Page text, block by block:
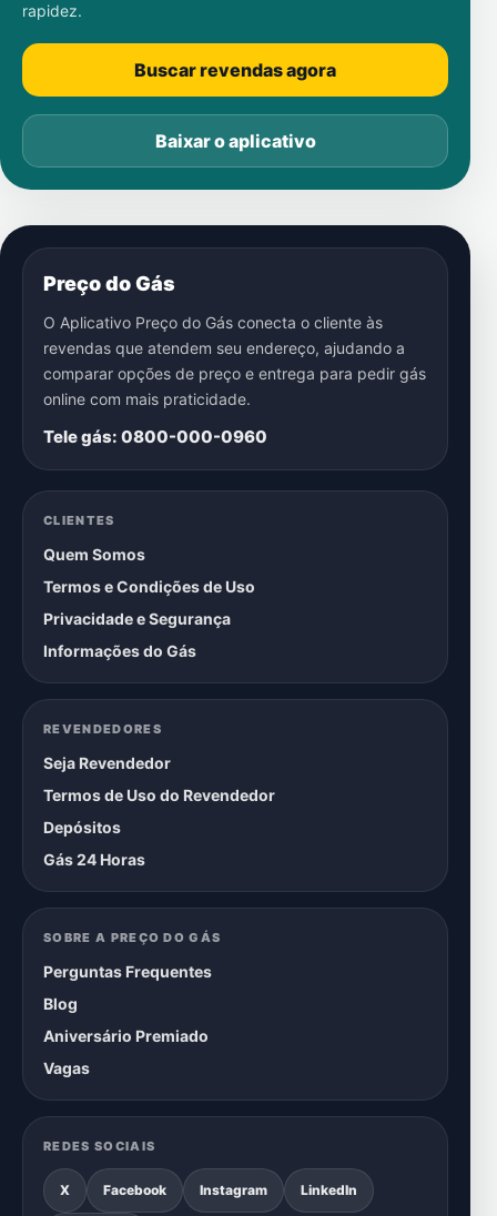
rapidez.
Buscar revendas agora
Baixar o aplicativo
Preço do Gás
O Aplicativo Preço do Gás conecta o cliente às
revendas que atendem seu endereço, ajudando a
comparar opções de preço e entrega para pedir gás
online com mais praticidade.
Tele gás: 0800-000-0960
CLIENTES
Quem Somos
Termos e Condições de Uso
Privacidade e Segurança
Informações do Gás
REVENDEDORES
Seja Revendedor
Termos de Uso do Revendedor
Depósitos
Gás 24 Horas
SOBRE A PREÇO DO GÁS
Perguntas Frequentes
Blog
Aniversário Premiado
Vagas
REDES SOCIAIS
X Facebook Instagram LinkedIn